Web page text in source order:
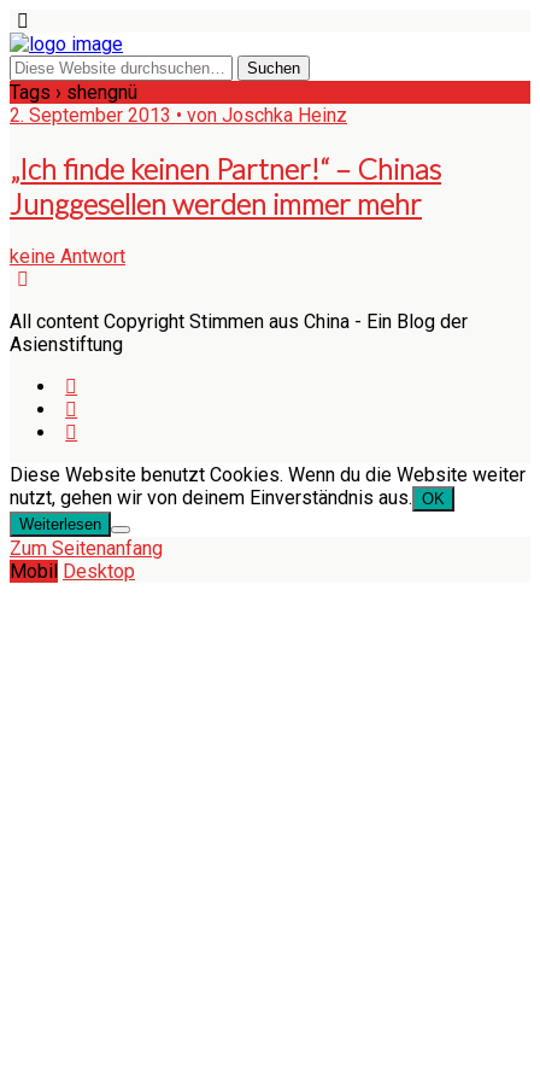
Tags › shengnü
2. September 2013 • von Joschka Heinz
„Ich finde keinen Partner!“ – Chinas
Junggesellen werden immer mehr
keine Antwort
All content Copyright Stimmen aus China - Ein Blog der
Asienstiftung
Diese Website benutzt Cookies. Wenn du die Website weiter
nutzt, gehen wir von deinem Einverständnis aus. OK
Weiterlesen
Zum Seitenanfang
Mobil Desktop